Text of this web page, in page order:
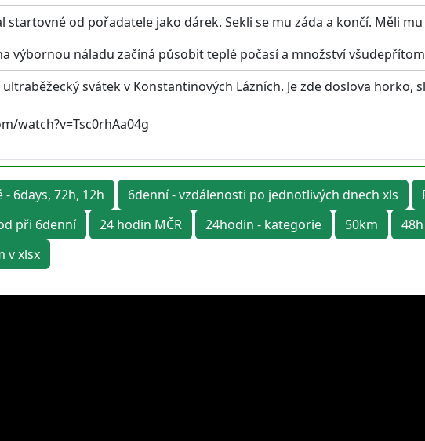
startovné od pořadatele jako dárek. Sekli se mu záda a končí. Měli
výbornou náladu začíná působit teplé počasí a množství
svátek v Konstantinových Lázních. Je zde doslova horko,
watch?v=Tsc0rhAa04g
- 6days, 72h, 12h 6denní - vzdálenosti po jednotlivých dnech xls
při 6denní
24 hodin MČR 24hodin - kategorie 50km 48h
v xlsx